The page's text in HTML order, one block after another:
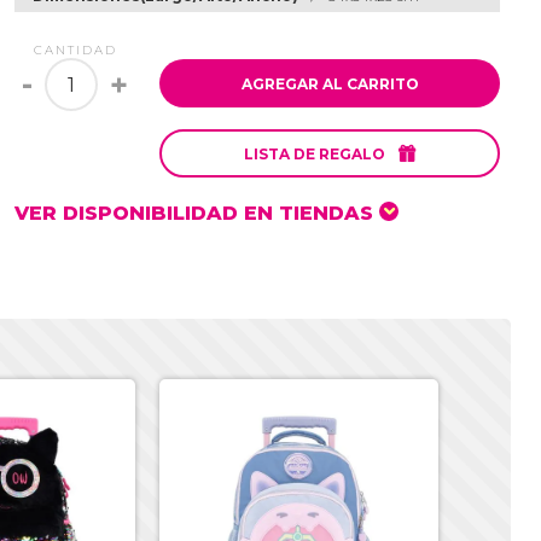
CANTIDAD
- + AGREGAR AL CARRITO
LISTA DE REGALO 
VER DISPONIBILIDAD EN TIENDAS